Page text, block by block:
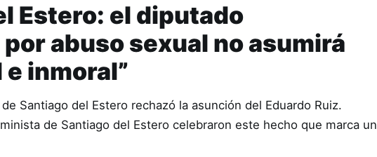
Estero: el diputado
abuso sexual no asumirá
inmoral”
Santiago del Estero rechazó la asunción del Eduardo Ruiz.
de Santiago del Estero celebraron este hecho que marca un